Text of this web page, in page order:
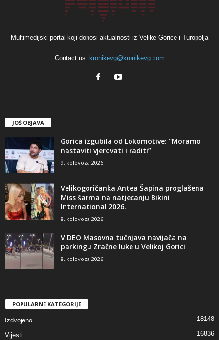
Multimedijski portal koji donosi aktualnosti iz Velike Gorice i Turopolja
Contact us: kronikevg@kronikevg.com
JOŠ OBJAVA
Gorica izgubila od Lokomotive: “Moramo
nastaviti vjerovati i raditi”
9. kolovoza 2026
Velikogoričanka Antea Šapina proglašena
Miss šarma na natjecanju Bikini
International 2026.
8. kolovoza 2026
VIDEO Masovna tučnjava navijača na
parkingu Zračne luke u Velikoj Gorici
8. kolovoza 2026
POPULARNE KATEGORIJE
Izdvojeno 18148
Vijesti 16836